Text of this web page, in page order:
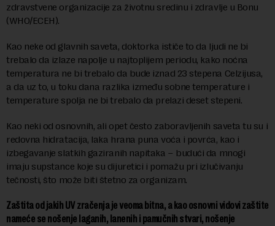
zdravstvene organizacije za životnu sredinu i zdravlje u Bonu
(WHO/ECEH).
Kao neke od glavnih saveta, doktorka ističe to da ljudi ne bi
trebalo da izlaze napolje u najtoplijem periodu, kako noćna
temperatura ne bi trebalo da bude iznad 23 stepena Celzijusa,
a da uz to, u toku dana razlika između sobne temperature i
temperature spolja ne bi trebalo da prelazi deset stepeni.
Kao neki od osnovnih, ali opet često zaboravljenih saveta tu su i
redovna hidratacija, laka hrana puna voća i povrća, kao i
izbegavanje slatkih gaziranih napitaka – budući da mnogi
imaju supstance koje su dijuretici i pomažu pri izlučivanju
tečnosti, što može biti štetno za organizam.
Zaštita od jakih UV zračenja je veoma bitna, a kao osnovni vidovi zaštite
nameće se nošenje laganih, lanenih i pamučnih stvari, nošenje